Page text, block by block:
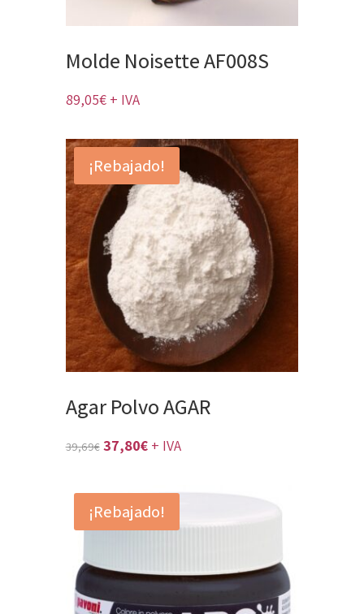
Molde Noisette AF008S
89,05€ + IVA
¡Rebajado!
Agar Polvo AGAR
39,69€ El
original
era:
37,80€El
actual
es:
+ IVA
¡Rebajado!